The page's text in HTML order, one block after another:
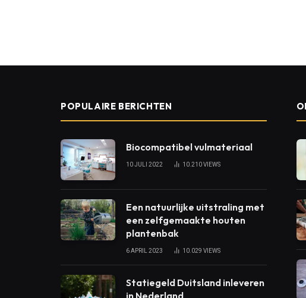
POPULAIRE BERICHTEN
Biocompatibel vulmateriaal
10 JULI 2022 10.210VIEWS
Een natuurlijke uitstraling met
een zelfgemaakte houten
plantenbak
6 APRIL 2023 10.029 VIEWS
Statiegeld Duitsland inleveren
in Nederland